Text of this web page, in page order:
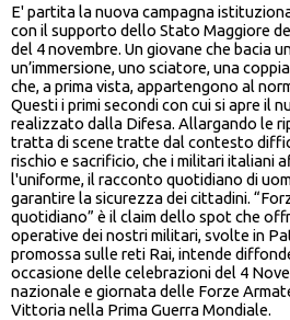
E' partita la nuova campagna
con il supporto dello Stato Maggiore
del 4 novembre. Un giovane che bacia
un’immersione, uno sciatore, una
che, a prima vista, appartengono al
Questi i primi secondi con cui si apre il
realizzato dalla Difesa. Allargando le
tratta di scene tratte dal contesto
rischio e sacrificio, che i militari italiani
l'uniforme, il racconto quotidiano di
garantire la sicurezza dei cittadini.
quotidiano” è il claim dello spot che
operative dei nostri militari, svolte in
promossa sulle reti Rai, intende
occasione delle celebrazioni del 4
nazionale e giornata delle Forze
Vittoria nella Prima Guerra Mondiale.